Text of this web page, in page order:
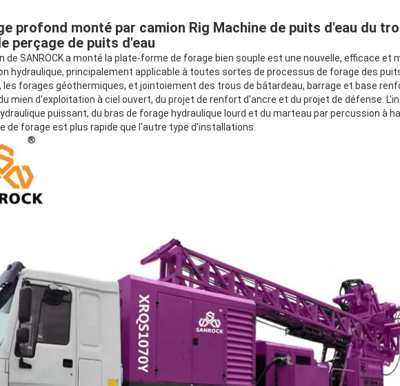
profond monté par camion Rig Machine de puits d'eau du
perçage de puits d'eau
de SANROCK a monté la plate-forme de forage bien souple est une nouvelle, efficace et
hydraulique, principalement applicable à toutes sortes de processus de forage des
les forages géothermiques, et jointoiement des trous de bâtardeau, barrage et base
mien d'exploitation à ciel ouvert, du projet de renfort d'ancre et du projet de défense.
puissant, du bras de forage hydraulique lourd et du marteau par percussion à
de forage est plus rapide que l'autre type d'installations.